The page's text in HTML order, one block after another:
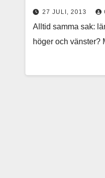
27 JULI, 2013
Alltid samma sak:
höger och vänster?